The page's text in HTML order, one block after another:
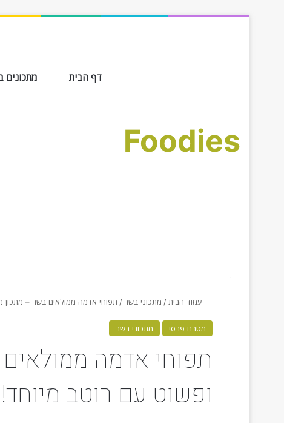
Foodies
דף הבית מתכונים ב-10
עמוד הבית / מתכוני בשר/ תפוחי אדמה ממולאים בשר – מתכון
מטבח פרסי מתכוני בשר
תפוחי אדמה
ופשוט עם רוטב מיוחד!